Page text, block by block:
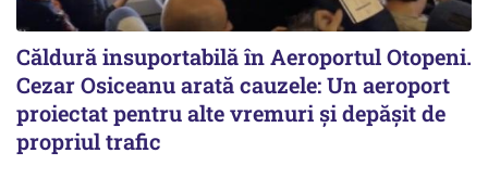
Căldură insuportabilă în Aeroportul Otopeni.
Cezar Osiceanu arată cauzele: Un aeroport
proiectat pentru alte vremuri și depășit de
propriul trafic